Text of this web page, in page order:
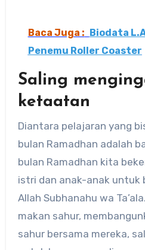
Baca Juga :
Biodata
Penemu Roller Coaster
Saling
ketaatan
Diantara pelajaran yang
bulan Ramadhan adalah
bulan Ramadhan kita
istri dan anak-anak untuk
Allah Subhanahu wa
makan sahur,
sahur bersama mereka,